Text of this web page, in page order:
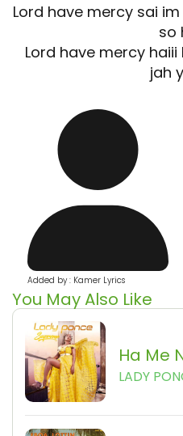
Lord have mercy sai
so
Lord have mercy
jah
Added by : Kamer Lyrics
You May Also Like
Ha Me
LADY